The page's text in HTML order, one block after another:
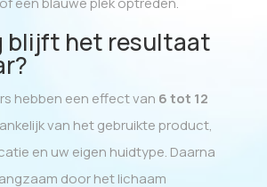
blijft het resultaat
hebben een effect van 6 tot 12
van het gebruikte product,
en uw eigen huidtype. Daarna
door het lichaam